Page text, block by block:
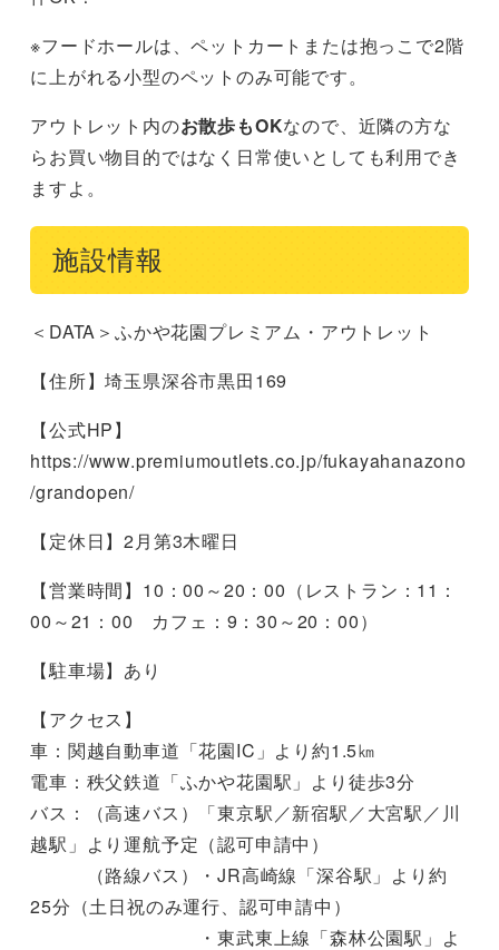
※フードホールは、ペットカートまたは抱っこで2階
に上がれる小型のペットのみ可能です。
アウトレット内のお散歩もOKなので、近隣の方な
らお買い物目的ではなく日常使いとしても利用でき
ますよ。
施設情報
＜DATA＞ふかや花園プレミアム・アウトレット
【住所】埼玉県深谷市黒田169
【公式HP】
https://www.premiumoutlets.co.jp/fukayahanazono
/grandopen/
【定休日】2月第3木曜日
【営業時間】10：00～20：00（レストラン：11：
00～21：00 カフェ：9：30～20：00）
【駐車場】あり
【アクセス】
車：関越自動車道「花園IC」より約1.5㎞
電車：秩父鉄道「ふかや花園駅」より徒歩3分
バス：（高速バス）「東京駅／新宿駅／大宮駅／川
越駅」より運航予定（認可申請中）
（路線バス）・JR高崎線「深谷駅」より約
25分（土日祝のみ運行、認可申請中）
・東武東上線「森林公園駅」よ